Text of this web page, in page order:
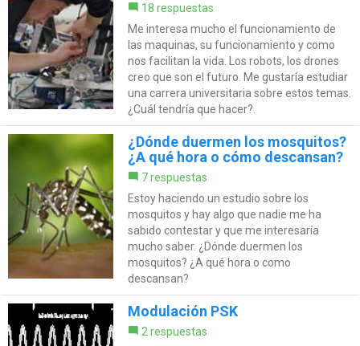
18 respuestas
Me interesa mucho el funcionamiento de
las maquinas, su funcionamiento y como
nos facilitan la vida. Los robots, los drones
creo que son el futuro. Me gustaría estudiar
una carrera universitaria sobre estos temas.
¿Cuál tendría que hacer?.
¿Dónde duermen los mosquitos?
¿A qué hora o cómo descansan?
7 respuestas
Estoy haciendo un estudio sobre los
mosquitos y hay algo que nadie me ha
sabido contestar y que me interesaría
mucho saber. ¿Dónde duermen los
mosquitos? ¿A qué hora o como
descansan?
Modulación PSK
2 respuestas